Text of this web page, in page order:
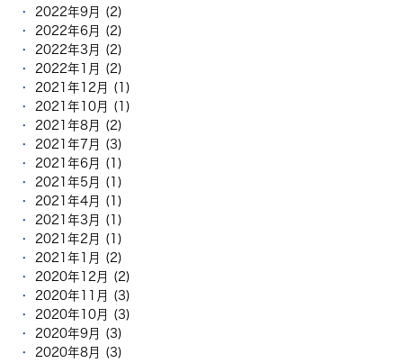
2022年9月 (2)
2022年6月 (2)
2022年3月 (2)
2022年1月 (2)
2021年12月 (1)
2021年10月 (1)
2021年8月 (2)
2021年7月 (3)
2021年6月 (1)
2021年5月 (1)
2021年4月 (1)
2021年3月 (1)
2021年2月 (1)
2021年1月 (2)
2020年12月 (2)
2020年11月 (3)
2020年10月 (3)
2020年9月 (3)
2020年8月 (3)